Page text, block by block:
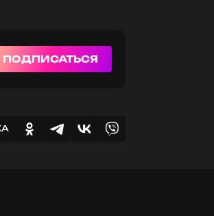
ПОДПИСАТЬСЯ